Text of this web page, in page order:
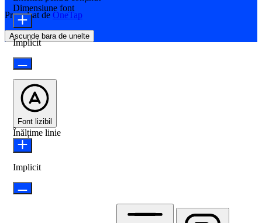
Propulsat de OneTap
Ascunde bara de unelte
Dimensiune font
Implicit
Font lizibil
Înălțime linie
Implicit